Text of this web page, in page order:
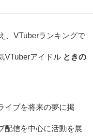
、 VTuberランキングで
VTuberアイドル ときの
イブを将来の夢に掲
配信を中心に活動を展